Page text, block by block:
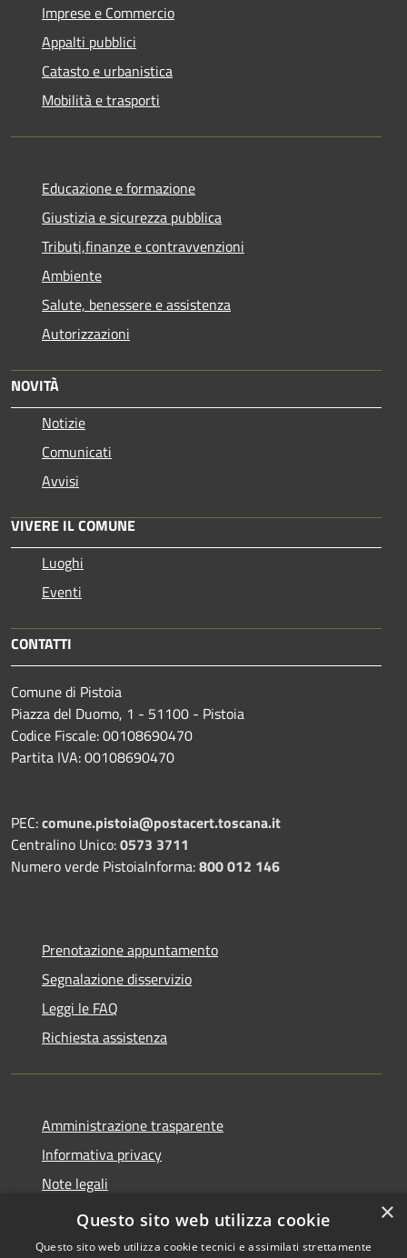
Imprese e Commercio
Appalti pubblici
Catasto e urbanistica
Mobilità e trasporti
Educazione e formazione
Giustizia e sicurezza pubblica
Tributi,finanze e contravvenzioni
Ambiente
Salute, benessere e assistenza
Autorizzazioni
NOVITÀ
Notizie
Comunicati
Avvisi
VIVERE IL COMUNE
Luoghi
Eventi
CONTATTI
Comune di Pistoia
Piazza del Duomo, 1 - 51100 - Pistoia
Codice Fiscale: 00108690470
Partita IVA: 00108690470
PEC:comune.pistoia@postacert.toscana.it
Centralino Unico:0573 3711
Numero verde PistoiaInforma:800 012 146
Prenotazione appuntamento
Segnalazione disservizio
Leggi le FAQ
Richiesta assistenza
Amministrazione trasparente
Informativa privacy
Note legali
Dichiarazione di accessibilità
×
Questo sito web utilizza cookie
Questo sito web utilizza cookie tecnici e assimilati strettamente